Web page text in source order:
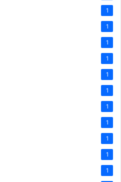
1
1
1
1
1
1
1
1
1
1
1